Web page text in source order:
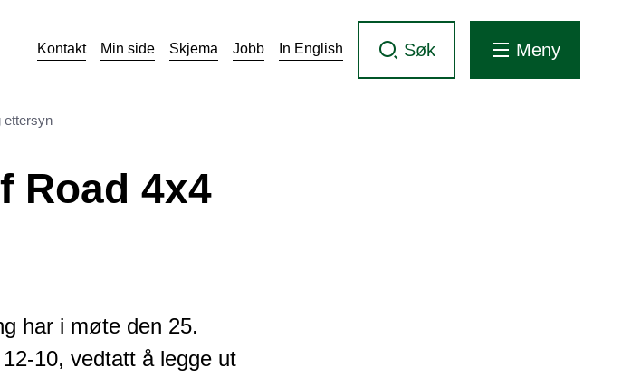
Kontakt
Min side Skjema Jobb In English Søk Meny
ettersyn
Road 4x4
har i møte den 25.
10, vedtatt å legge ut